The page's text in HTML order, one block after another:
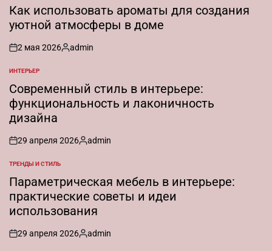
ВКак использовать ароматы для создания
уютной атмосферы в доме
on
2 мая 2026
Запись
admin
ОПУБЛИКОВАНО
В
ИНТЕРЬЕР
Современный стиль в интерьере:
функциональность и лаконичность
дизайна
on
29 апреля 2026
Запись
admin
ОПУБЛИКОВАНО
В
ТРЕНДЫ И СТИЛЬ
Параметрическая мебель в интерьере:
практические советы и идеи
использования
on
29 апреля 2026
Запись
admin